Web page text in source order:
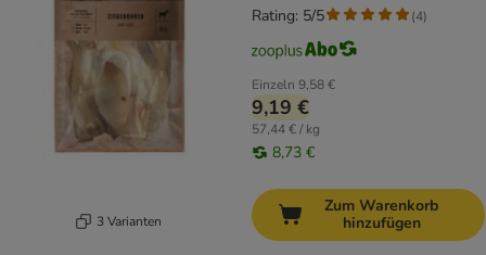
3 Varianten
Einzeln 9,58 €
9,19 €
57,44 € / kg
8,73 €
Rating: 5/5 (4)
Zum Warenkorb
hinzufügen